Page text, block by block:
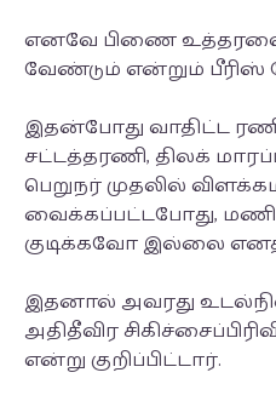
எனவே பிணை
வேண்டும் என்றும்
இதன்போது வாதிட்ட
சட்டத்தரணி, திலக்
பெறுநர் முதலில்
வைக்கப்பட்டபோது,
குடிக்கவோ இல்லை எனத்
இதனால் அவரது
அதிதீவிர
என்று குறிப்பிட்டார்.